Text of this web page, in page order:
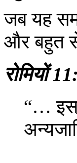
जब यह
और बहुत
रोमियों
“…